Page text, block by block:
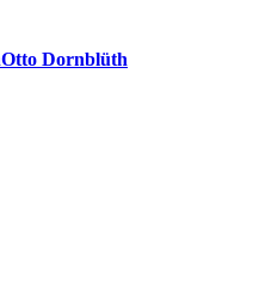
Otto Dornblüth